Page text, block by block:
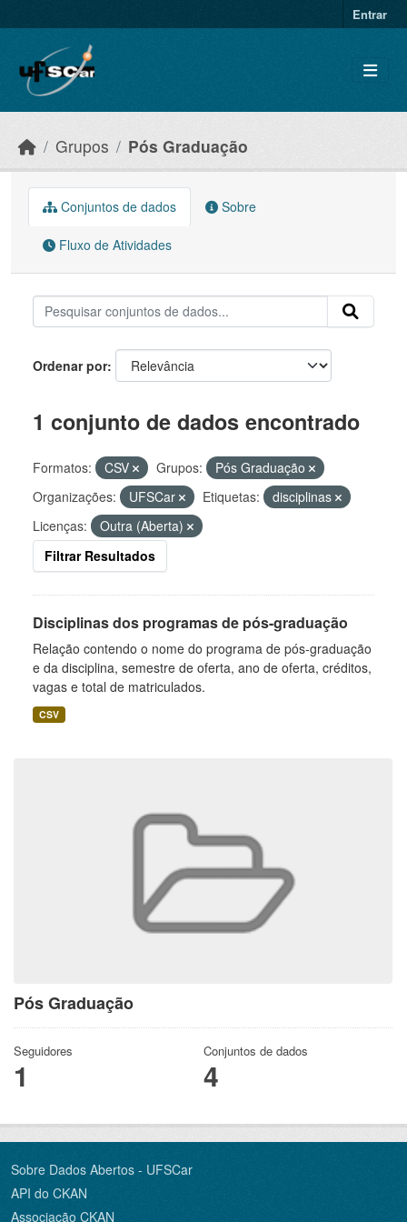
Entrar
Grupos Pós Graduação
Pós Graduação
Seguidores
1
Conjuntos de dados
4
Conjuntos de dados Sobre
Fluxo de Atividades
Ordenar por
1 conjunto de dados encontrado
Formatos: CSV Grupos:
Pós Graduação
Organizações:
UFSCar Etiquetas:
disciplinas
Licenças:
Outra (Aberta)
Filtrar Resultados
Disciplinas dos programas de pós-graduação
Relação contendo o nome do programa de pós-graduação
e da disciplina, semestre de oferta, ano de oferta, créditos,
vagas e total de matriculados.
CSV
Sobre Dados Abertos - UFSCar
API do CKAN
Associação CKAN